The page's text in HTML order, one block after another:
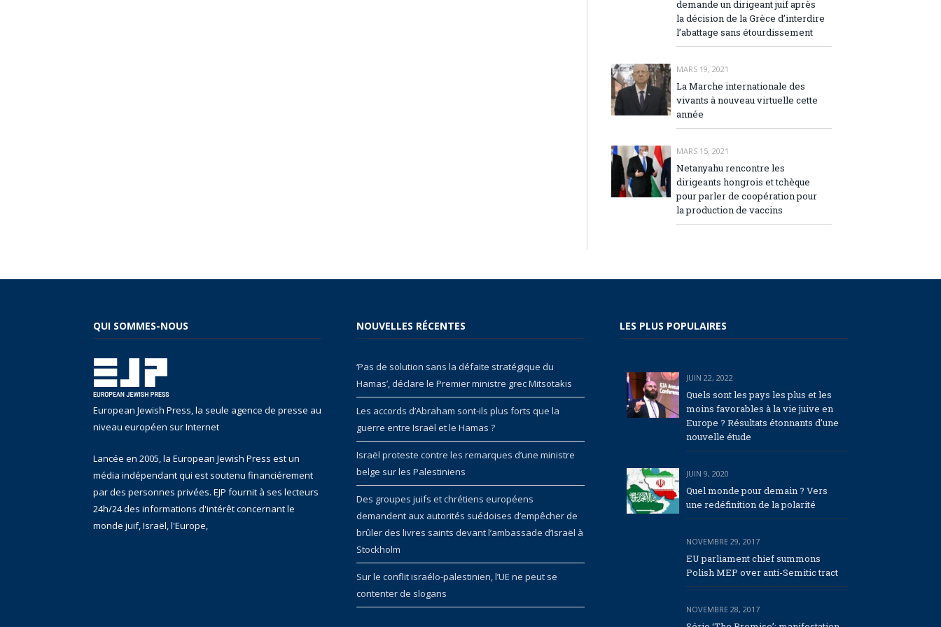
demande un dirigeant juif après
la décision de la Grèce d’interdire
l’abattage sans étourdissement
MARS 19, 2021
La Marche internationale des
vivants à nouveau virtuelle cette
année
MARS 15, 2021
Netanyahu rencontre les
dirigeants hongrois et tchèque
pour parler de coopération pour
la production de vaccins
QUI SOMMES-NOUS
European Jewish Press, la seule agence de presse au
niveau européen sur Internet
Lancée en 2005, la European Jewish Press est un
média indépendant qui est soutenu financiérement
par des personnes privées. EJP fournit à ses lecteurs
24h/24 des informations d'intérêt concernant le
monde juif, Israël, l'Europe,
NOUVELLES RÉCENTES
‘Pas de solution sans la défaite stratégique du
Hamas’, déclare le Premier ministre grec Mitsotakis
Les accords d’Abraham sont-ils plus forts que la
guerre entre Israël et le Hamas ?
Israël proteste contre les remarques d’une ministre
belge sur les Palestiniens
Des groupes juifs et chrétiens européens
demandent aux autorités suédoises d’empêcher de
brûler des livres saints devant l’ambassade d’Israël à
Stockholm
Sur le conflit israélo-palestinien, l’UE ne peut se
contenter de slogans
LES PLUS POPULAIRES
JUIN 22, 2022
Quels sont les pays les plus et les
moins favorables à la vie juive en
Europe ? Résultats étonnants d’une
nouvelle étude
JUIN 9, 2020
Quel monde pour demain ? Vers
une redéfinition de la polarité
NOVEMBRE 29, 2017
EU parliament chief summons
Polish MEP over anti-Semitic tract
NOVEMBRE 28, 2017